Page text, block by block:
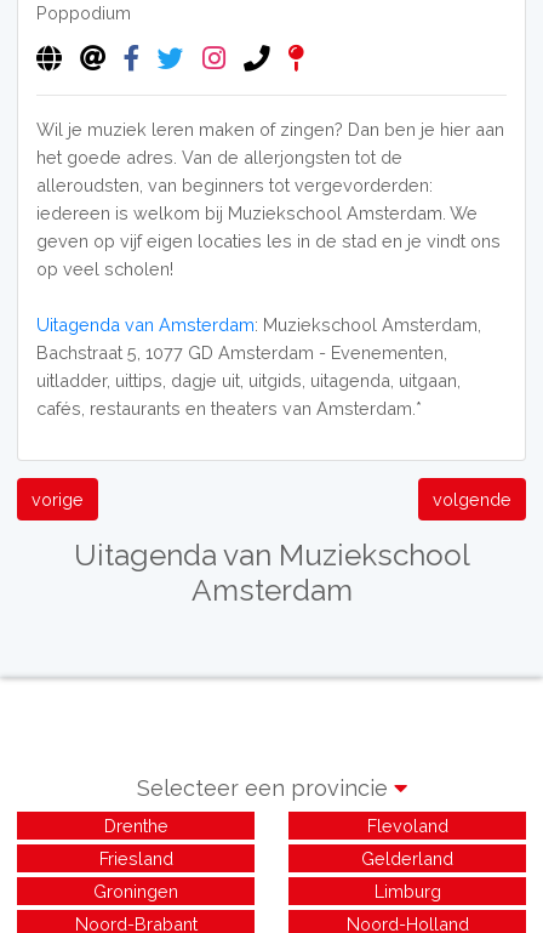
Poppodium
Wil je muziek leren maken of zingen? Dan ben je hier aan
het goede adres. Van de allerjongsten tot de
alleroudsten, van beginners tot vergevorderden:
iedereen is welkom bij Muziekschool Amsterdam. We
geven op vijf eigen locaties les in de stad en je vindt ons
op veel scholen!
Uitagenda van Amsterdam: Muziekschool Amsterdam,
Bachstraat 5, 1077 GD Amsterdam - Evenementen,
uitladder, uittips, dagje uit, uitgids, uitagenda, uitgaan,
cafés, restaurants en theaters van Amsterdam.*
vorige volgende
Uitagenda van Muziekschool
Amsterdam
Selecteer een provincie
Drenthe
Flevoland
Friesland
Gelderland
Groningen
Limburg
Noord-Brabant
Noord-Holland